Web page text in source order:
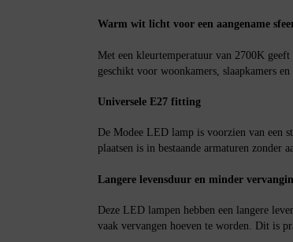
Warm wit licht voor een aangename
Met een kleurtemperatuur van 2700K
geschikt voor woonkamers, slaapkamers
Universele E27 fitting
De Modee LED lamp is voorzien van een
plaatsen is in bestaande armaturen zonder
Langere levensduur en minder
Deze LED lampen hebben een langere
vaak vervangen hoeven te worden. Dit is